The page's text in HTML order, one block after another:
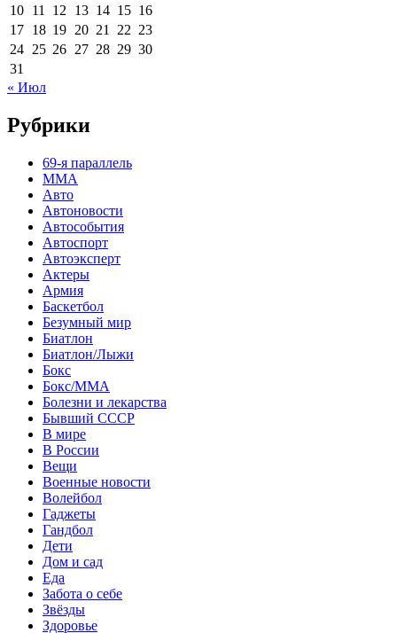
10 11 12 13 14 15 16
17 18 19 20 21 22 23
24 25 26 27 28 29 30
31
« Июл
Рубрики
69-я параллель
MMA
Авто
Автоновости
Автособытия
Автоспорт
Автоэксперт
Актеры
Армия
Баскетбол
Безумный мир
Биатлон
Биатлон/Лыжи
Бокс
Бокс/MMA
Болезни и лекарства
Бывший СССР
В мире
В России
Вещи
Военные новости
Волейбол
Гаджеты
Гандбол
Дети
Дом и сад
Еда
Забота о себе
Звёзды
Здоровье